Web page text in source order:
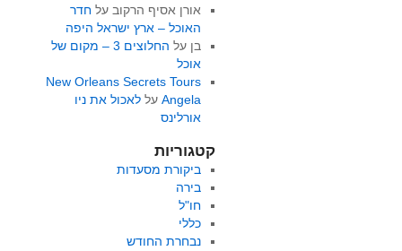
אורן אסיף הרקוב על חדר
האוכל – ארץ ישראל היפה
בן על
החלוצים 3 – מקום של
אוכל
New Orleans Secrets Tours
Angelaעל לאכול את ניו
אורלינס
קטגוריות
ביקורת מסעדות
בירה
חו"ל
כללי
נבחרת החודש